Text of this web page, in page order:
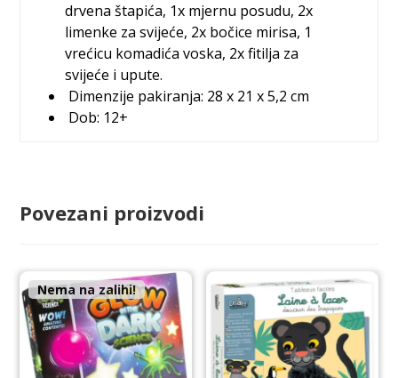
drvena štapića, 1x mjernu posudu, 2x
limenke za svijeće, 2x bočice mirisa, 1
vrećicu komadića voska, 2x fitilja za
svijeće i upute.
Dimenzije pakiranja: 28 x 21 x 5,2 cm
Dob: 12+
Povezani proizvodi
Nema na zalihi!